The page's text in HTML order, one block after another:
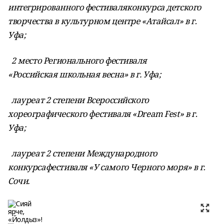
интегрированного фестиваляконкурса детского
творчества в культурном центре «Атайсал» в г.
Уфа;
2 место Регионального фестиваля
«Российская школьная весна» в г. Уфа;
лауреат 2 степени Всероссийского
хореографического фестиваля «Dream Fest» в г.
Уфа;
лауреат 2 степени Международного
конкурсафестиваля «У самого Черного моря» в г.
Сочи.